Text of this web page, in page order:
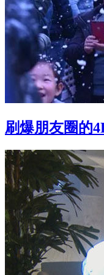
刷爆朋友圈的